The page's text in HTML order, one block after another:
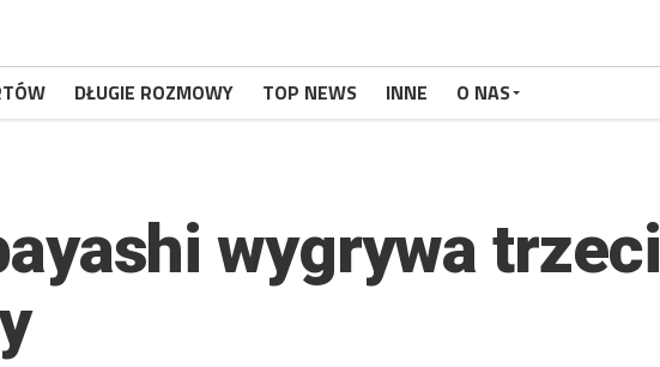
DŁUGIE ROZMOWY TOP NEWS INNE O NAS
wygrywa